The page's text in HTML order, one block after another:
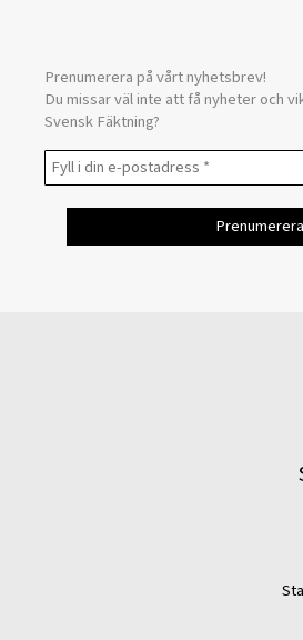
Prenumerera på vårt nyhetsbrev!
Du missar väl inte att få nyheter och
Svensk Fäktning?